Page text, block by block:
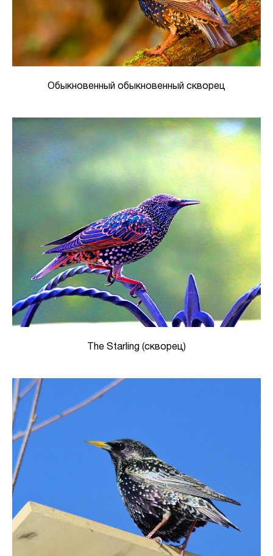
Обыкновенный обыкновенный скворец
The Starling (скворец)